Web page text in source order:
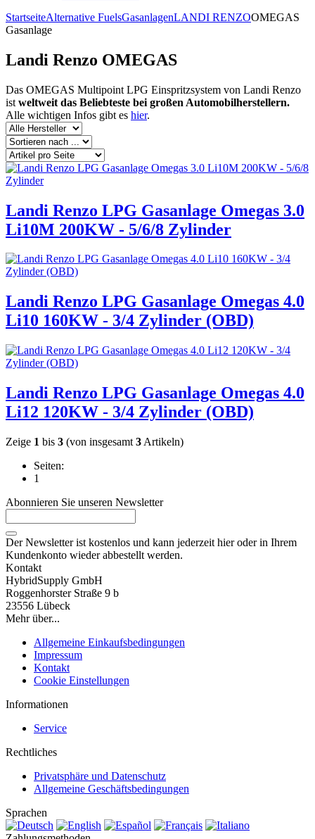
StartseiteAlternative FuelsGasanlagenLANDI RENZOOMEGAS
Gasanlage
Landi Renzo OMEGAS
Das OMEGAS Multipoint LPG Einspritzsystem von Landi Renzo
ist weltweit das Beliebteste bei großen Automobilherstellern.
Alle wichtigen Infos gibt es hier.
Landi Renzo LPG Gasanlage Omegas 3.0
Li10M 200KW - 5/6/8 Zylinder
Landi Renzo LPG Gasanlage Omegas 4.0
Li10 160KW - 3/4 Zylinder (OBD)
Landi Renzo LPG Gasanlage Omegas 4.0
Li12 120KW - 3/4 Zylinder (OBD)
Zeige 1 bis 3 (von insgesamt 3 Artikeln)
Seiten:
1
Abonnieren Sie unseren Newsletter
Der Newsletter ist kostenlos und kann jederzeit hier oder in Ihrem
Kundenkonto wieder abbestellt werden.
Kontakt
HybridSupply GmbH
Roggenhorster Straße 9 b
23556 Lübeck
Mehr über...
Allgemeine Einkaufsbedingungen
Impressum
Kontakt
Cookie Einstellungen
Informationen
Service
Rechtliches
Privatsphäre und Datenschutz
Allgemeine Geschäftsbedingungen
Sprachen